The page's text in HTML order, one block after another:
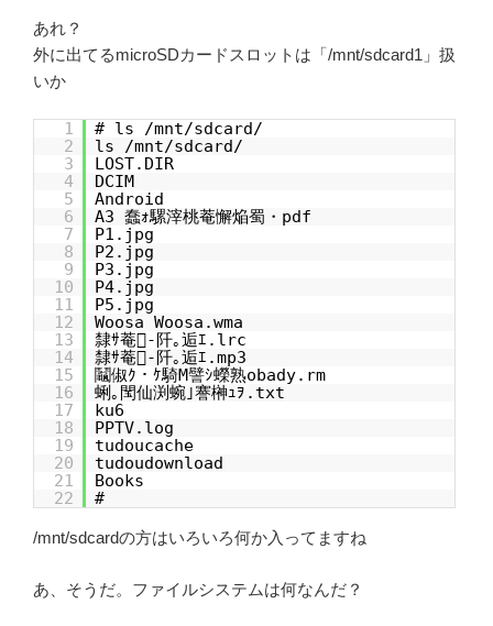
あれ？
外に出てるmicroSDカードスロットは「/mnt/sdcard1」扱
いか
1
# ls /mnt/sdcard/
2
ls /mnt/sdcard/
3
LOST.DIR
4
DCIM
5
Android
6
A3 蠢ｫ騾滓桃菴懈焔蜀・pdf
7
P1.jpg
8
P2.jpg
9
P3.jpg
10
P4.jpg
11
P5.jpg
12
Woosa Woosa.wma
13
隸ｻ菴-阡｡逅ｴ.lrc
14
隸ｻ菴-阡｡逅ｴ.mp3
15
鬮俶ｸ・ｹ騎M譬ｼ蠑熟obady.rm
16
蜊｡閠仙渕蜿｣謇榊ｭｦ.txt
17
ku6
18
PPTV.log
19
tudoucache
20
tudoudownload
21
Books
22
#
/mnt/sdcardの方はいろいろ何か入ってますね
あ、そうだ。ファイルシステムは何なんだ？